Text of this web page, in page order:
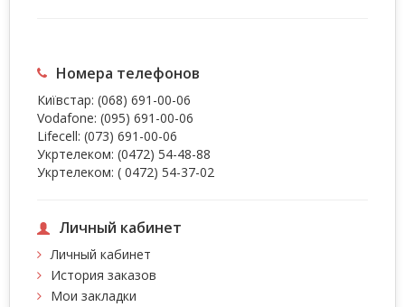
Номера телефонов
Київстар: (068) 691-00-06
Vodafone: (095) 691-00-06
Lifecell: (073) 691-00-06
Укртелеком: (0472) 54-48-88
Укртелеком: ( 0472) 54-37-02
Личный кабинет
Личный кабинет
История заказов
Мои закладки